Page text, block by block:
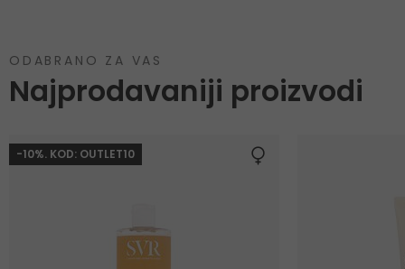
ODABRANO ZA VAS
Najprodavaniji proizvodi
-10%. KOD: OUTLET10